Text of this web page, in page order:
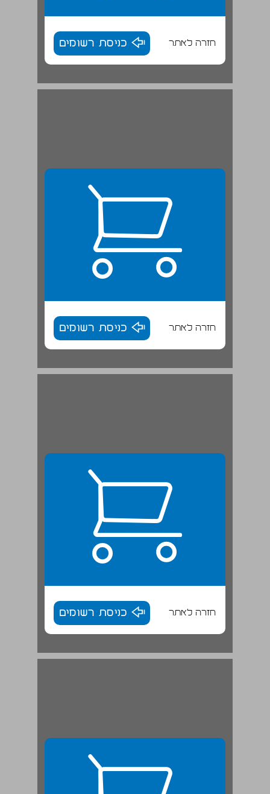
חזרה לאתר כניסת רשומים
5.5 קובצי מידע שעל חברה לנהל ... 25
חזרה לאתר כניסת רשומים
5.6 מירשם בעלי מניות ... 26
חזרה לאתר כניסת רשומים
5.8 דוח שנתי ודיווח תקופתי ... 27